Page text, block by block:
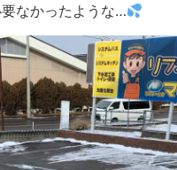
なかったような…